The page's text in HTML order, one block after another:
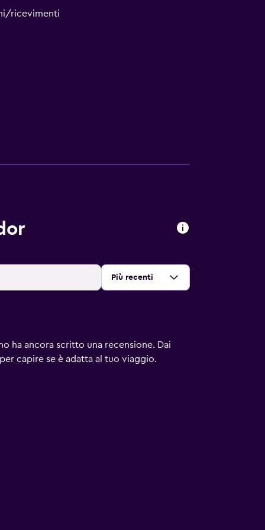
ricevimenti
Ordina per:
Più recenti
ha ancora scritto una recensione. Dai
capire se è adatta al tuo viaggio.